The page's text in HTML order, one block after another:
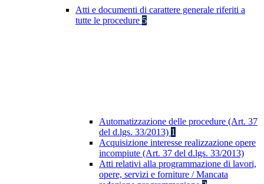
Atti e documenti di carattere generale riferiti a
tutte le procedure 5
Automatizzazione delle procedure (Art. 37
del d.lgs. 33/2013) 1
Acquisizione interesse realizzazione opere
incompiute (Art. 37 del d.lgs. 33/2013)
Atti relativi alla programmazione di lavori,
opere, servizi e forniture / Mancata